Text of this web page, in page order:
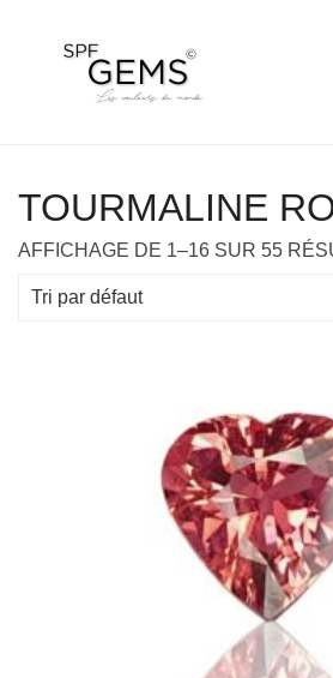
TOURMALINE
AFFICHAGE DE 1–16 SUR 55
Tri par défaut